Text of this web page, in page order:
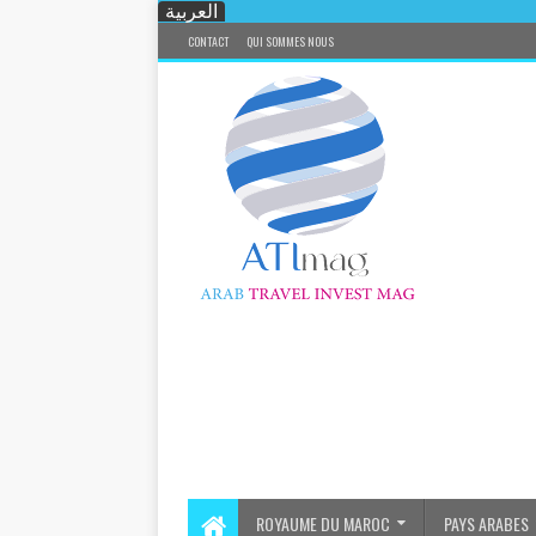
العربية
CONTACT QUI SOMMES NOUS
ROYAUME DU MAROC PAYS ARABES